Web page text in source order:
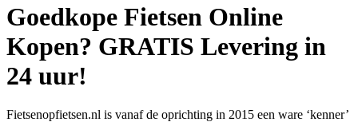
Goedkope Fietsen Online
Kopen? GRATIS Levering in
24 uur!
Fietsenopfietsen.nl is vanaf de oprichting in 2015 een ware ‘kenner’